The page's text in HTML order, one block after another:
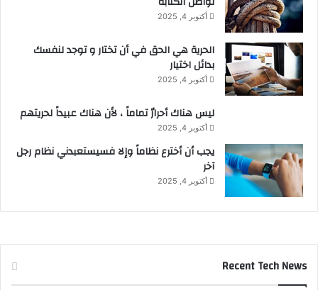
أكتوبر 4, 2025
الحرية هي الحق في أن تختار و توجد لنفسك
بدائل اختيار
أكتوبر 4, 2025
ليس هناك أحرارٌ تماماً ، لأن هناك عبيداً لحريتهم
أكتوبر 4, 2025
يجب أن أخترع نظاماً وإلا فسيستعبدني نظام رجل
آخر
أكتوبر 4, 2025
Recent Tech News